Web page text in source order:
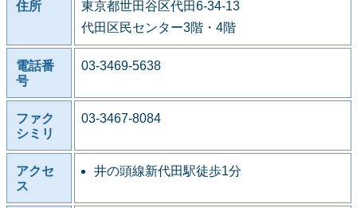
住所
東京都世田谷区代田6-34-13
代田区民センター3階・4階
電話番
号
03-3469-5638
ファク
シミリ
03-3467-8084
アクセ
ス
井の頭線新代田駅徒歩1分